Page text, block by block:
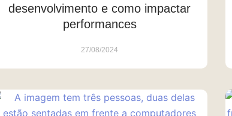
desenvolvimento e como impactar
performances
27/08/2024